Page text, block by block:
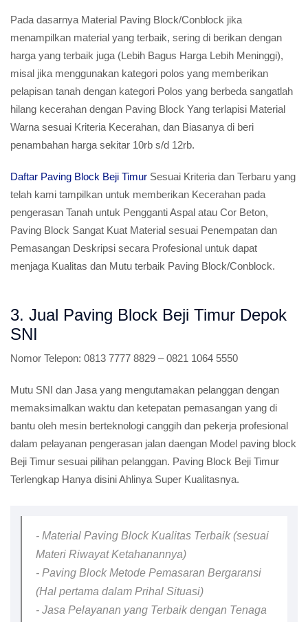
Pada dasarnya Material Paving Block/Conblock jika
menampilkan material yang terbaik, sering di berikan dengan
harga yang terbaik juga (Lebih Bagus Harga Lebih Meninggi),
misal jika menggunakan kategori polos yang memberikan
pelapisan tanah dengan kategori Polos yang berbeda sangatlah
hilang kecerahan dengan Paving Block Yang terlapisi Material
Warna sesuai Kriteria Kecerahan, dan Biasanya di beri
penambahan harga sekitar 10rb s/d 12rb.
Daftar Paving Block Beji Timur Sesuai Kriteria dan Terbaru yang
telah kami tampilkan untuk memberikan Kecerahan pada
pengerasan Tanah untuk Pengganti Aspal atau Cor Beton,
Paving Block Sangat Kuat Material sesuai Penempatan dan
Pemasangan Deskripsi secara Profesional untuk dapat
menjaga Kualitas dan Mutu terbaik Paving Block/Conblock.
3. Jual Paving Block Beji Timur Depok
SNI
Nomor Telepon: 0813 7777 8829 – 0821 1064 5550
Mutu SNI dan Jasa yang mengutamakan pelanggan dengan
memaksimalkan waktu dan ketepatan pemasangan yang di
bantu oleh mesin berteknologi canggih dan pekerja profesional
dalam pelayanan pengerasan jalan daengan Model paving block
Beji Timur sesuai pilihan pelanggan. Paving Block Beji Timur
Terlengkap Hanya disini Ahlinya Super Kualitasnya.
- Material Paving Block Kualitas Terbaik (sesuai
Materi Riwayat Ketahanannya)
- Paving Block Metode Pemasaran Bergaransi
(Hal pertama dalam Prihal Situasi)
- Jasa Pelayanan yang Terbaik dengan Tenaga